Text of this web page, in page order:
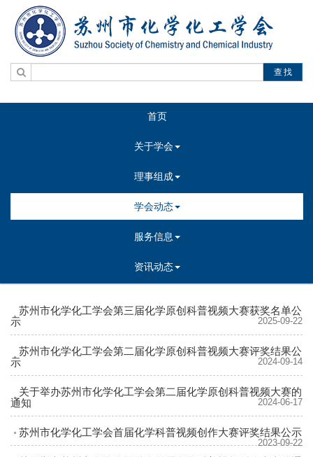
查找
首页
关于学会
理事组成
学会动态
服务信息
资讯动态
苏州市化学化工学会第三届化学原创科普视频大赛获奖名单公
示
2025-09-22
苏州市化学化工学会第二届化学原创科普视频大赛评奖结果公
示
2024-09-14
关于举办苏州市化学化工学会第二届化学原创科普视频大赛的
通知
2024-06-17
苏州市化学化工学会首届化学科普视频创作大赛评奖结果公示
2023-09-22